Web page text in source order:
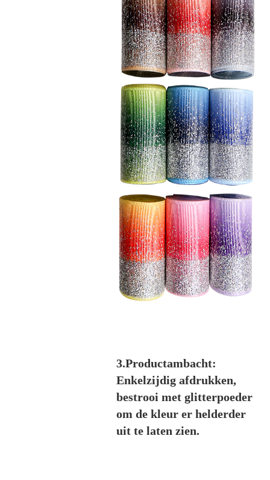
3.Productambacht:
Enkelzijdig afdrukken,
bestrooi met glitterpoeder
om de kleur er helderder
uit te laten zien.